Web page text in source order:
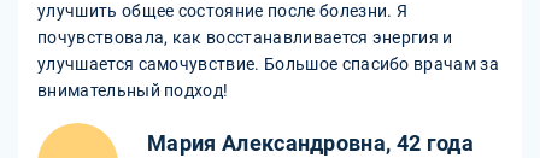
улучшить общее состояние после болезни. Я
почувствовала, как восстанавливается энергия и
улучшается самочувствие. Большое спасибо врачам за
внимательный подход!
Мария Александровна, 42 года